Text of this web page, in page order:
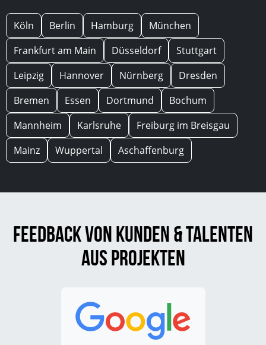
Köln Berlin Hamburg
München
Frankfurt am Main
Düsseldorf
Stuttgart
Leipzig
Hannover Nürnberg
Dresden
Bremen
Essen Dortmund
Bochum
Mannheim
Karlsruhe
Freiburg im Breisgau
Mainz
Wuppertal Aschaffenburg
Feedback von Kunden & Talenten
aus Projekten